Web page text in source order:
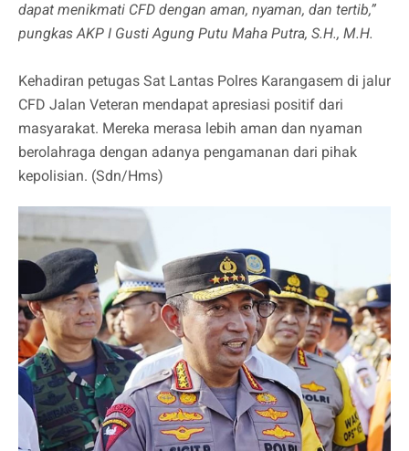
dapat menikmati CFD dengan aman, nyaman, dan tertib,”
pungkas AKP I Gusti Agung Putu Maha Putra, S.H., M.H.
Kehadiran petugas Sat Lantas Polres Karangasem di jalur
CFD Jalan Veteran mendapat apresiasi positif dari
masyarakat. Mereka merasa lebih aman dan nyaman
berolahraga dengan adanya pengamanan dari pihak
kepolisian. (Sdn/Hms)